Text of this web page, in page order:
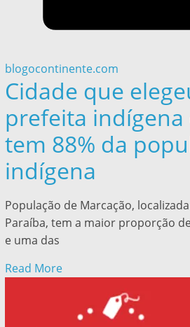
blogocontinente.com
Cidade que
prefeita indígena
tem 88% da
indígena
População de Marcação,
Paraíba, tem a maior proporção
e uma das
Read More